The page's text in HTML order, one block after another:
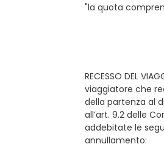
"la quota
RECESSO DEL
viaggiatore che
della partenza al
all’art. 9.2 delle
addebitate le
annullamento: